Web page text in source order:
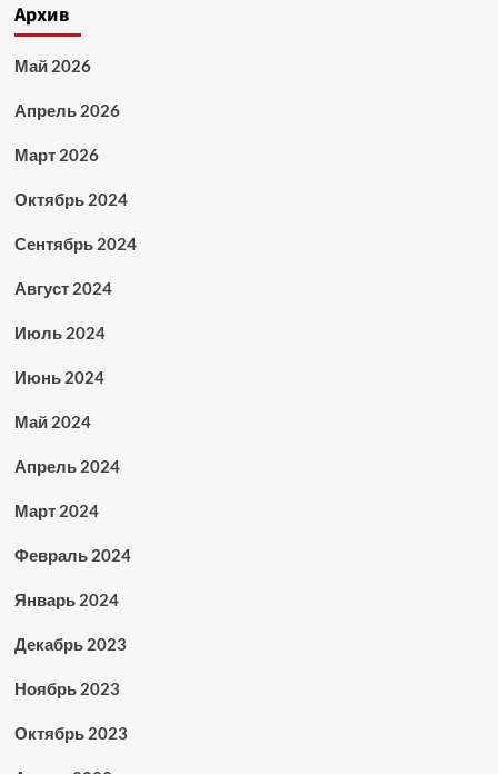
Архив
Май 2026
Апрель 2026
Март 2026
Октябрь 2024
Сентябрь 2024
Август 2024
Июль 2024
Июнь 2024
Май 2024
Апрель 2024
Март 2024
Февраль 2024
Январь 2024
Декабрь 2023
Ноябрь 2023
Октябрь 2023